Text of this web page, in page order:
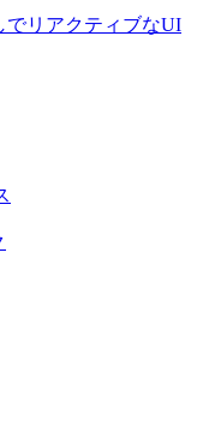
でリアクティブなUI